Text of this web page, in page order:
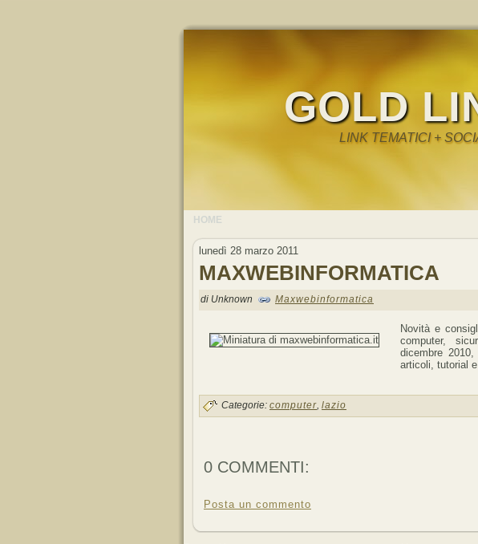
GOLD
LINK TEMATICI +
HOME
lunedì 28 marzo 2011
MAXWEBINFORMATICA
di Unknown Maxwebinformatica
Novità e
computer,
dicembre
articoli, tutorial
Categorie: computer, lazio
0 COMMENTI:
Posta un commento